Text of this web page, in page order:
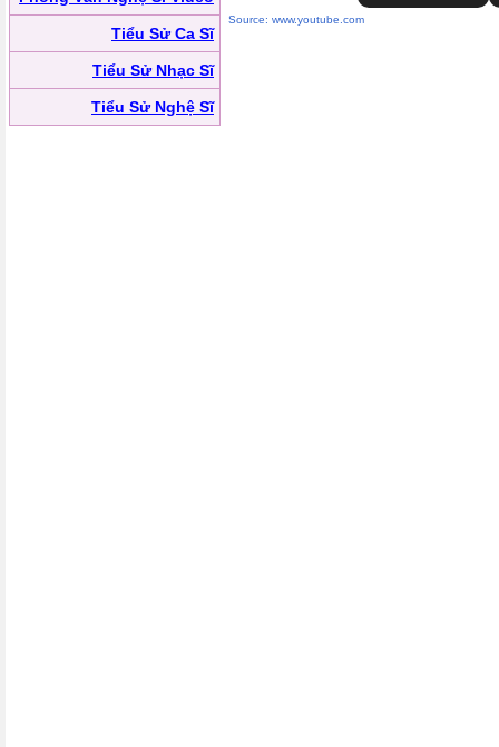
Tiểu Sử Ca Sĩ
Tiểu Sử Nhạc Sĩ
Tiểu Sử Nghệ Sĩ
Source: www.youtube.com